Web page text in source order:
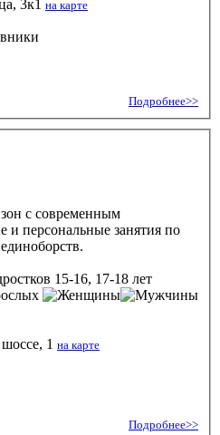
3к1 на карте
Подробнее>>
c современным
и персональные занятия по
15-16, 17-18 лет
1 на карте
Подробнее>>